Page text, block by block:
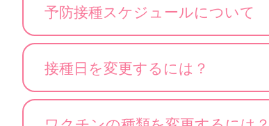
予防接種スケジュールについて
接種日を変更するには？